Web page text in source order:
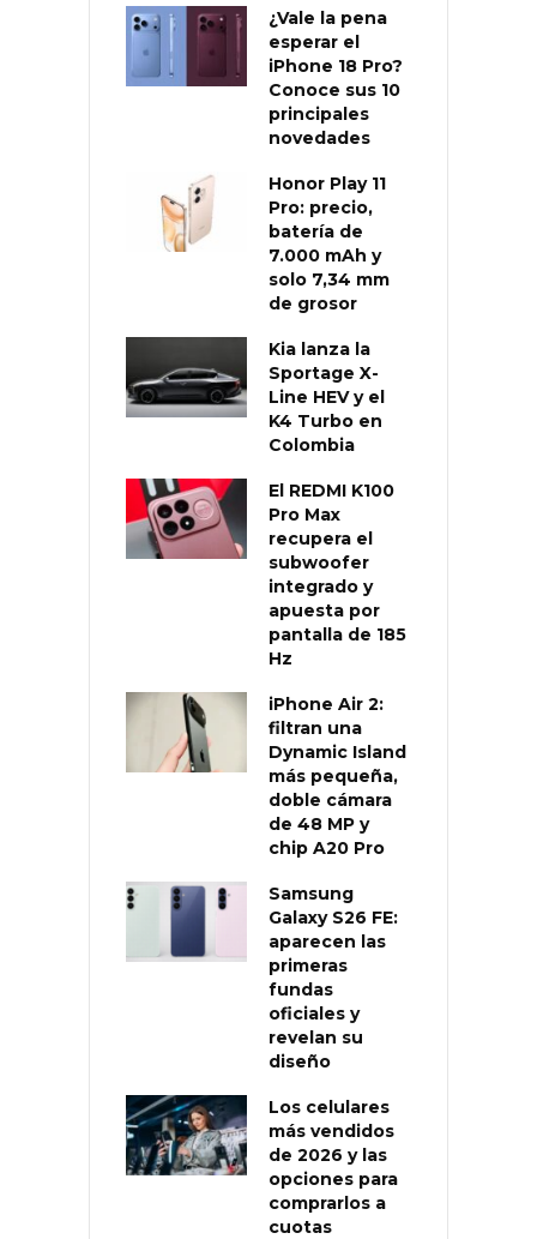
¿Vale la pena
esperar el
iPhone 18 Pro?
Conoce sus 10
principales
novedades
Honor Play 11
Pro: precio,
batería de
7.000 mAh y
solo 7,34 mm
de grosor
Kia lanza la
Sportage X-
Line HEV y el
K4 Turbo en
Colombia
El REDMI K100
Pro Max
recupera el
subwoofer
integrado y
apuesta por
pantalla de 185
Hz
iPhone Air 2:
filtran una
Dynamic Island
más pequeña,
doble cámara
de 48 MP y
chip A20 Pro
Samsung
Galaxy S26 FE:
aparecen las
primeras
fundas
oficiales y
revelan su
diseño
Los celulares
más vendidos
de 2026 y las
opciones para
comprarlos a
cuotas